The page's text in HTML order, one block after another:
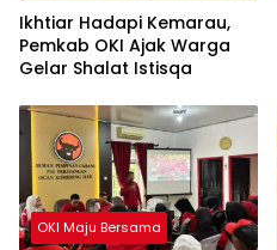
Ikhtiar Hadapi Kemarau,
Pemkab OKI Ajak Warga
Gelar Shalat Istisqa
OKI Maju Bersama